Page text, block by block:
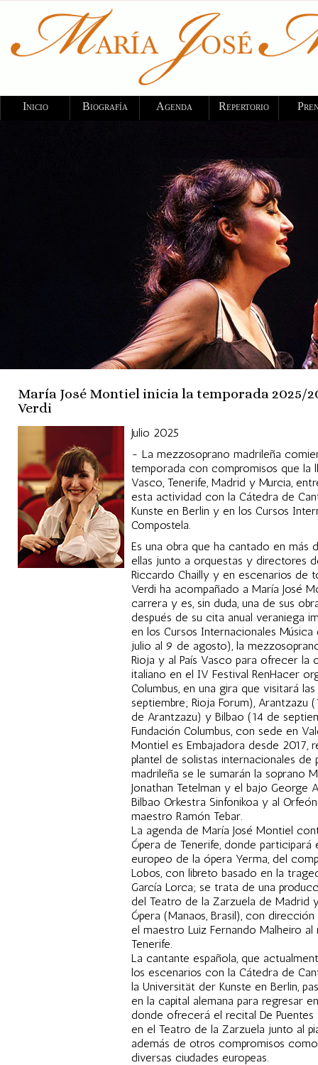
Inicio Biografía Agenda Repertorio
María José Montiel inicia la temporada 2025/
Verdi
Julio 2025
- La mezzosoprano madrileña
temporada con compromisos que la
Vasco, Tenerife, Madrid y Murcia,
esta actividad con la Cátedra de
Kunste en Berlin y en los Cursos
Compostela.
Es una obra que ha cantado en más
ellas junto a orquestas y directores
Riccardo Chailly y en escenarios de
Verdi ha acompañado a María José
carrera y es, sin duda, una de sus
después de su cita anual veraniega
en los Cursos Internacionales
julio al 9 de agosto), la
Rioja y al País Vasco para ofrecer la
italiano en el IV Festival RenHacer
Columbus, en una gira que visitará
septiembre; Rioja Forum), Arantzazu
de Arantzazu) y Bilbao (14 de
Fundación Columbus, con sede en
Montiel es Embajadora desde 2017,
plantel de solistas internacionales de
madrileña se le sumarán la soprano
Jonathan Tetelman y el bajo George
Bilbao Orkestra Sinfonikoa y al
maestro Ramón Tebar.
La agenda de María José Montiel
Ópera de Tenerife, donde
europeo de la ópera Yerma, del
Lobos, con libreto basado en la
García Lorca; se trata de una
del Teatro de la Zarzuela de Madrid
Ópera (Manaos, Brasil), con
el maestro Luiz Fernando Malheiro
Tenerife.
La cantante española, que
los escenarios con la Cátedra de
la Universität der Kunste en Berlin,
en la capital alemana para regresar
donde ofrecerá el recital De
en el Teatro de la Zarzuela junto al
además de otros compromisos
diversas ciudades europeas.